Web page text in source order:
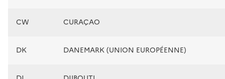
CW CURAÇAO
DK DANEMARK (UNION EUROPÉENNE)